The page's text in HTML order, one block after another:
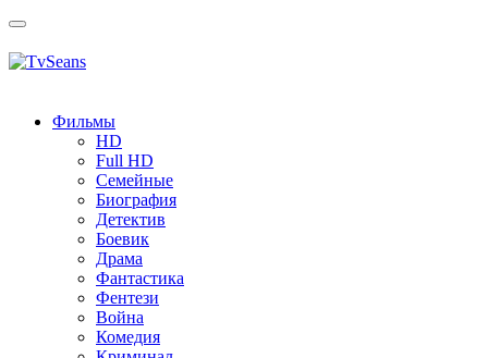
Toggle
Фильмы
HD
Full HD
Семейные
Биография
Детектив
Боевик
Драма
Фантастика
Фентези
Война
Комедия